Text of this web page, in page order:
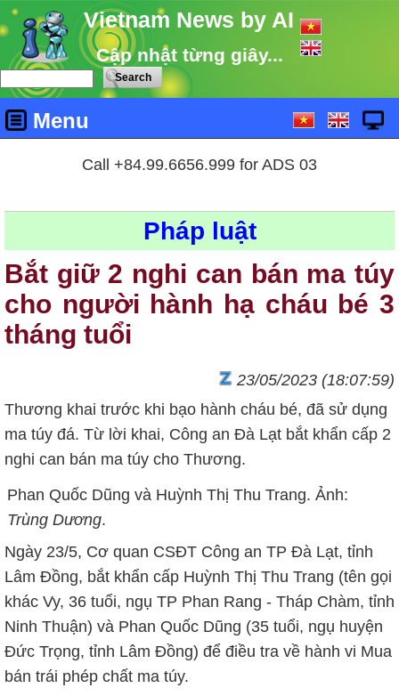
Vietnam News by AI
Cập nhật từng giây...
Menu
Call +84.99.6656.999 for ADS 03
Pháp luật
Bắt giữ 2 nghi can bán ma túy
cho người hành hạ cháu bé 3
tháng tuổi
23/05/2023 (18:07:59)
Thương khai trước khi bạo hành cháu bé, đã sử dụng
ma túy đá. Từ lời khai, Công an Đà Lạt bắt khẩn cấp 2
nghi can bán ma túy cho Thương.
Phan Quốc Dũng và Huỳnh Thị Thu Trang. Ảnh:
Trùng Dương.
Ngày 23/5, Cơ quan CSĐT Công an TP Đà Lạt, tỉnh
Lâm Đồng, bắt khẩn cấp Huỳnh Thị Thu Trang (tên gọi
khác Vy, 36 tuổi, ngụ TP Phan Rang - Tháp Chàm, tỉnh
Ninh Thuận) và Phan Quốc Dũng (35 tuổi, ngụ huyện
Đức Trọng, tỉnh Lâm Đồng) để điều tra về hành vi Mua
bán trái phép chất ma túy.